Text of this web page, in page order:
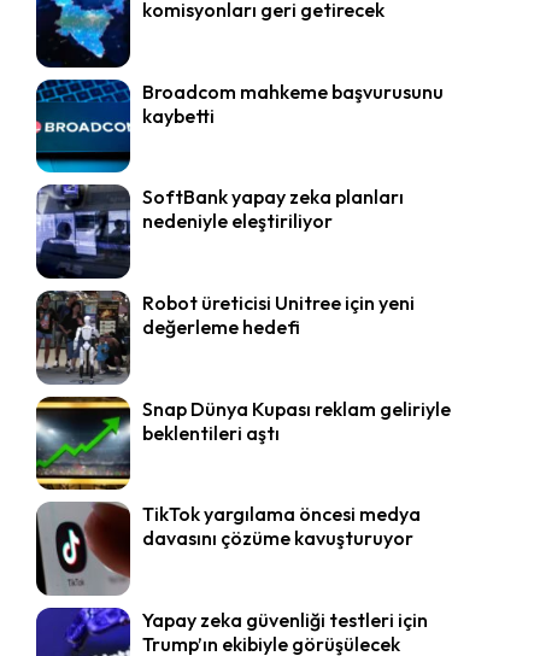
komisyonları geri getirecek
Broadcom mahkeme başvurusunu
kaybetti
SoftBank yapay zeka planları
nedeniyle eleştiriliyor
Robot üreticisi Unitree için yeni
değerleme hedefi
Snap Dünya Kupası reklam geliriyle
beklentileri aştı
TikTok yargılama öncesi medya
davasını çözüme kavuşturuyor
Yapay zeka güvenliği testleri için
Trump’ın ekibiyle görüşülecek